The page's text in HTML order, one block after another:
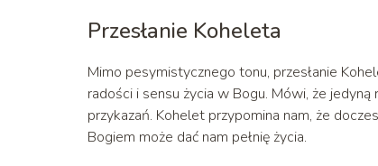
Przesłanie Koheleta
Mimo pesymistycznego tonu, przesłanie
radości i sensu życia w Bogu. Mówi, że
przykazań. Kohelet przypomina nam, że
Bogiem może dać nam pełnię życia.